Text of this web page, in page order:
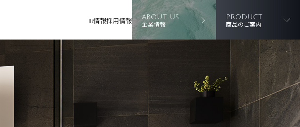
IR情報採用情報 ABOUT US
企業情報
PRODUCT
商品のご案内